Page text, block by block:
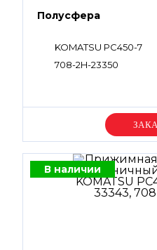
Полусфера
KOMATSU PC450-7
708-2H-23350
В наличии